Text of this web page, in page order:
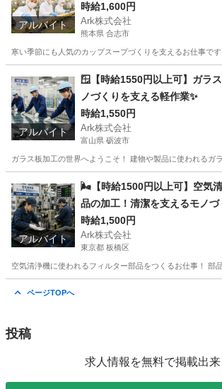
アルバイト
時給1,600円
Ark株式会社
熊本県 合志市
寒い季節にも人気のカップスープづくりを支えるお
工場 スタッフ
アルバイト
🪟【時給1550円以上可】ガラ
ノづくりを支える軽作業✨
時給1,550円
Ark株式会社
富山県 砺波市
ガラス板加工の世界へようこそ！ 建物や製品に使われる
工場
アルバイト
🌬️【時給1500円以上可】空気
品の加工！清潔を支えるモノづ
時給1,500円
Ark株式会社
東京都 板橋区
空気清浄機に使われるフィルター部品をつくるお仕事！
ページTOPへ
投稿
求人情報を無料で掲載出来